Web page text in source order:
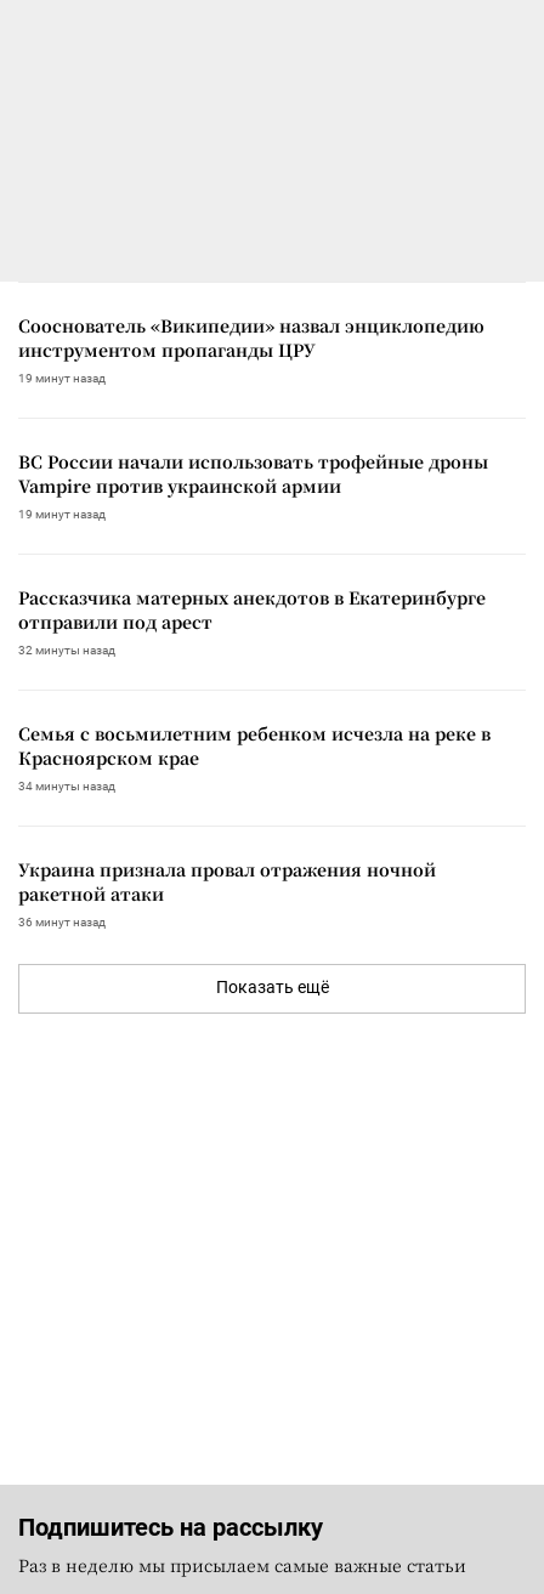
Сооснователь «Википедии» назвал энциклопедию
инструментом пропаганды ЦРУ
19 минут назад
ВС России начали использовать трофейные дроны
Vampire против украинской армии
19 минут назад
Рассказчика матерных анекдотов в Екатеринбурге
отправили под арест
32 минуты назад
Семья с восьмилетним ребенком исчезла на реке в
Красноярском крае
34 минуты назад
Украина признала провал отражения ночной
ракетной атаки
36 минут назад
Показать ещё
Подпишитесь на рассылку
Раз в неделю мы присылаем самые важные статьи